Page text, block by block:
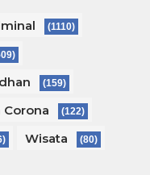
(1110)
(159)
(122)
Wisata (80)